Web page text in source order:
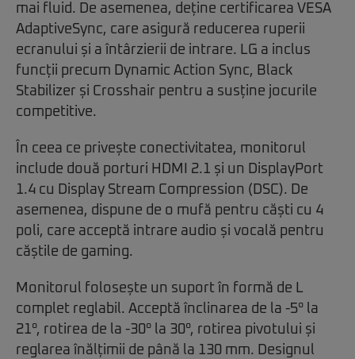
mai fluid. De asemenea, deține certificarea VESA
AdaptiveSync, care asigură reducerea ruperii
ecranului și a întârzierii de intrare. LG a inclus
funcții precum Dynamic Action Sync, Black
Stabilizer și Crosshair pentru a susține jocurile
competitive.
În ceea ce privește conectivitatea, monitorul
include două porturi HDMI 2.1 și un DisplayPort
1.4 cu Display Stream Compression (DSC). De
asemenea, dispune de o mufă pentru căști cu 4
poli, care acceptă intrare audio și vocală pentru
căștile de gaming.
Monitorul folosește un suport în formă de L
complet reglabil. Acceptă înclinarea de la -5° la
21°, rotirea de la -30° la 30°, rotirea pivotului și
reglarea înălțimii de până la 130 mm. Designul